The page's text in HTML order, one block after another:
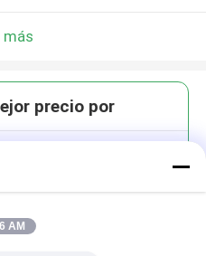
más
precio por
AM